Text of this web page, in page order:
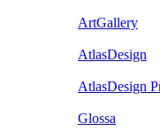
ArtGallery
AtlasDesign
AtlasDesign
Glossa